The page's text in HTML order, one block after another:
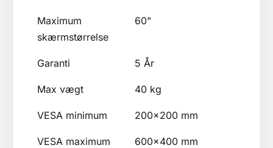
Maximum
skærmstørrelse
60"
Garanti 5 År
Max vægt 40 kg
VESA minimum 200x200 mm
VESA maximum 600x400 mm